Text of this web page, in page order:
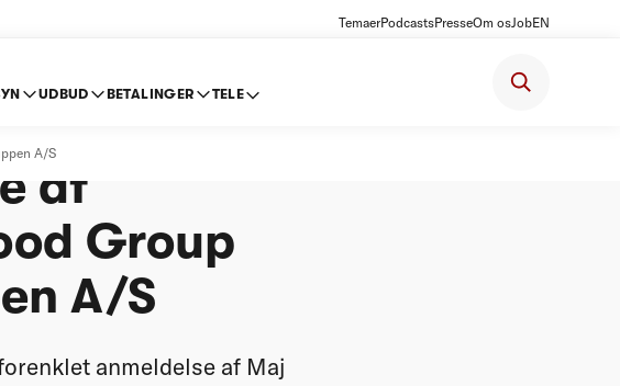
TemaerPodcastsPresseOm osJobEN
UDBUD BETALINGER TELE
A/S
af
Group
A/S
anmeldelse af Maj